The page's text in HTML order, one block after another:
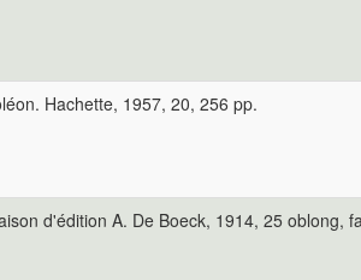
Hachette, 1957, 20, 256 pp.
d'édition A. De Boeck, 1914, 25 oblong,